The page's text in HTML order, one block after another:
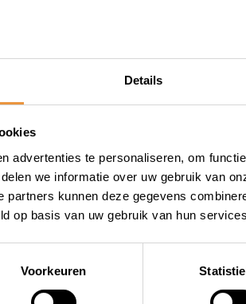
Details
advertenties te personaliseren, om
we informatie over uw gebruik van
partners kunnen deze gegevens
op basis van uw gebruik van hun
Voorkeuren
29,95